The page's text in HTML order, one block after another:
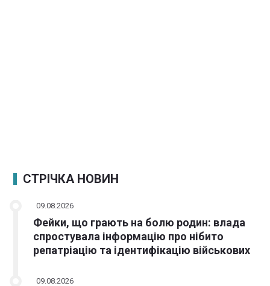
СТРІЧКА НОВИН
09.08.2026
Фейки, що грають на болю родин: влада
спростувала інформацію про нібито
репатріацію та ідентифікацію військових
09.08.2026